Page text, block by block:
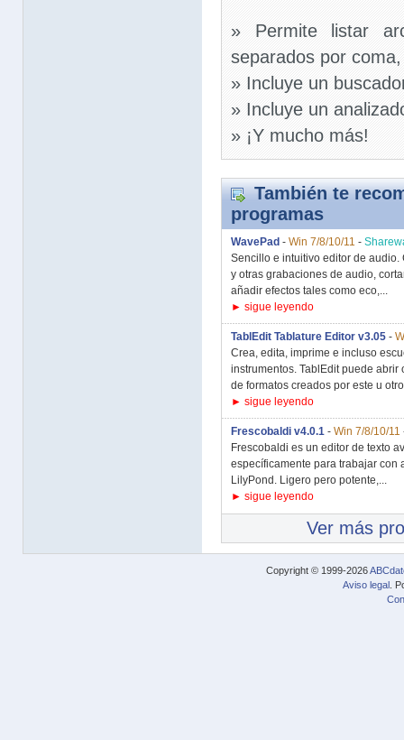
» Permite listar
separados por
» Incluye un
» Incluye un
» ¡Y mucho más!
También te
programas
WavePad - Win 7/8/10/11 -
Sencillo e intuitivo editor de
y otras grabaciones de audio,
añadir efectos tales como eco,...
► sigue leyendo
TablEdit Tablature Editor v3.05 -
Crea, edita, imprime e incluso
instrumentos. TablEdit puede
de formatos creados por este u
► sigue leyendo
Frescobaldi v4.0.1 - Win 7/8/10/11
Frescobaldi es un editor de texto
específicamente para trabajar con
LilyPond. Ligero pero potente,...
► sigue leyendo
Ver más
Copyright © 1999-2026
Aviso legal .